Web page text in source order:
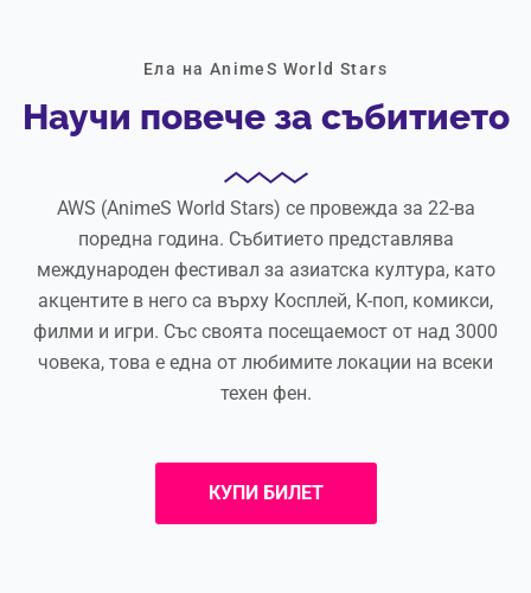
Ела на AnimeS World Stars
Научи повече за събитието
AWS (AnimeS World Stars) се провежда за 22-ва
поредна година. Събитието представлява
международен фестивал за азиатска култура, като
акцентите в него са върху Косплей, К-поп, комикси,
филми и игри. Със своята посещаемост от над 3000
човека, това е една от любимите локации на всеки
техен фен.
КУПИ БИЛЕТ